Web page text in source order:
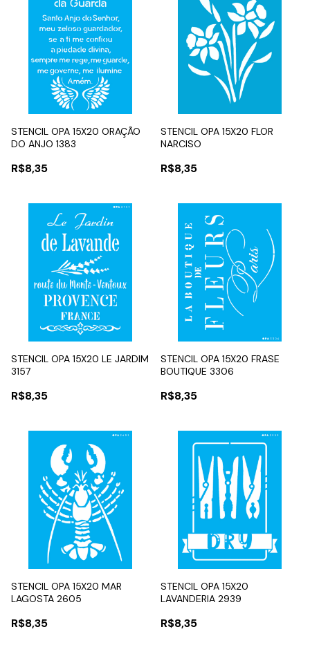
STENCIL OPA 15X20 ORAÇÃO
DO ANJO 1383
R$8,35
STENCIL OPA 15X20 FLOR
NARCISO
R$8,35
STENCIL OPA 15X20 LE JARDIM
3157
R$8,35
STENCIL OPA 15X20 FRASE
BOUTIQUE 3306
R$8,35
STENCIL OPA 15X20 MAR
LAGOSTA 2605
R$8,35
STENCIL OPA 15X20
LAVANDERIA 2939
R$8,35